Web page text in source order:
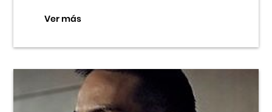
Ver más